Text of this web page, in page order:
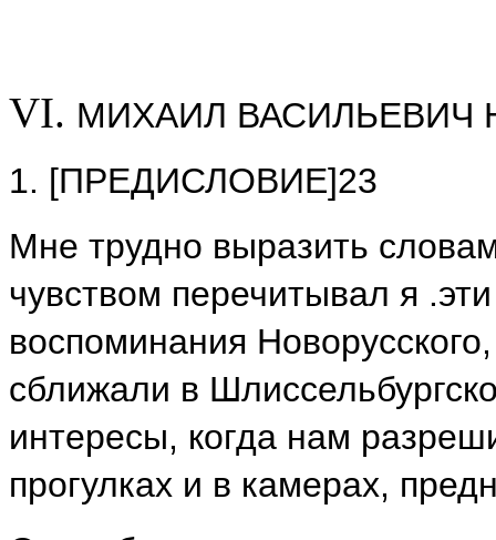
VI. МИХАИЛ ВАСИЛЬЕВИЧ
1. [ПРЕДИСЛОВИЕ]23
Мне трудно выразить
чувством перечитывал я
воспоминания
сближали в
интересы, когда нам
прогулках и в камерах,